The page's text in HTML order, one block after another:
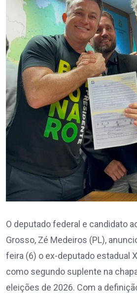
O deputado federal e candidato
Grosso, Zé Medeiros (PL),
feira (6) o ex-deputado estadual
como segundo suplente na
eleições de 2026. Com a